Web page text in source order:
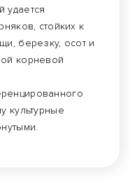
удается
стойких к
березку, осот и
корневой
культурные